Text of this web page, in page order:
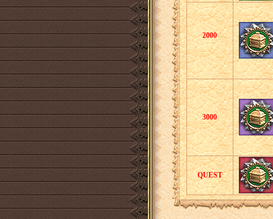
2000
3000
QUEST